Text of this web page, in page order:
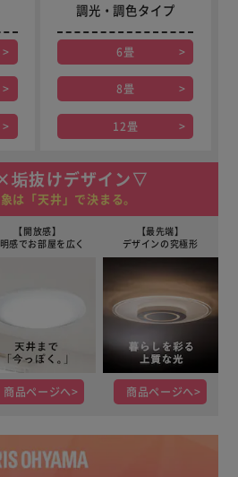
調光・調色タイプ
6畳
8畳
12畳
抜けデザイン▽
は「天井」で決まる。
【開放感】
感でお部屋を広く
商品ページへ
【最先端】
デザインの究極形
商品ページへ